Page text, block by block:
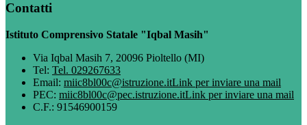
Contatti
Istituto Comprensivo Statale "Iqbal Masih"
Via Iqbal Masih 7, 20096 Pioltello (MI)
Tel: Tel. 029267633
Email: miic8bl00c@istruzione.itLink per inviare una mail
PEC: miic8bl00c@pec.istruzione.itLink per inviare una mail
C.F.: 91546900159